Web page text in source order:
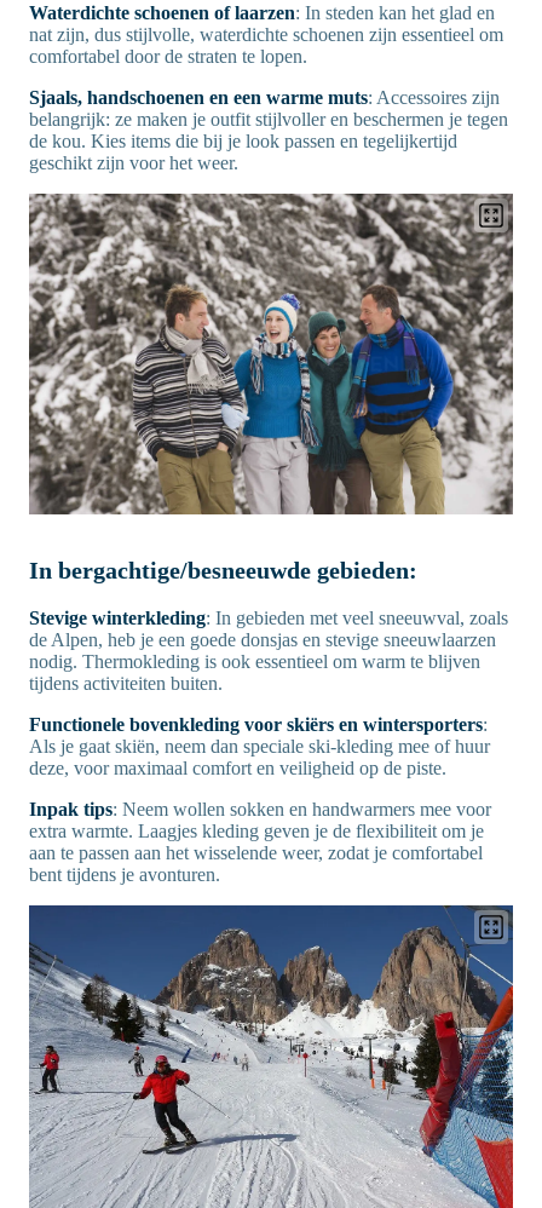
Waterdichte schoenen of laarzen: In steden kan het glad en
nat zijn, dus stijlvolle, waterdichte schoenen zijn essentieel om
comfortabel door de straten te lopen.
Sjaals, handschoenen en een warme muts: Accessoires zijn
belangrijk: ze maken je outfit stijlvoller en beschermen je tegen
de kou. Kies items die bij je look passen en tegelijkertijd
geschikt zijn voor het weer.
In bergachtige/besneeuwde gebieden:
Stevige winterkleding: In gebieden met veel sneeuwval, zoals
de Alpen, heb je een goede donsjas en stevige sneeuwlaarzen
nodig. Thermokleding is ook essentieel om warm te blijven
tijdens activiteiten buiten.
Functionele bovenkleding voor skiërs en wintersporters:
Als je gaat skiën, neem dan speciale ski-kleding mee of huur
deze, voor maximaal comfort en veiligheid op de piste.
Inpak tips: Neem wollen sokken en handwarmers mee voor
extra warmte. Laagjes kleding geven je de flexibiliteit om je
aan te passen aan het wisselende weer, zodat je comfortabel
bent tijdens je avonturen.